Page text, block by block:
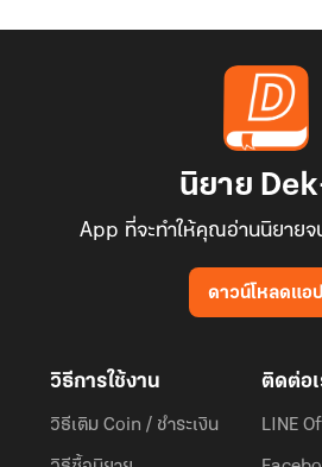
นิยาย
App ที่จะทำให้คุณอ่านนิยายจ
ดาวน์โหลดแอป
วิธีการใช้งาน
วิธีเติม Coin / ชำระเงิน
ติดต่อ
LINE